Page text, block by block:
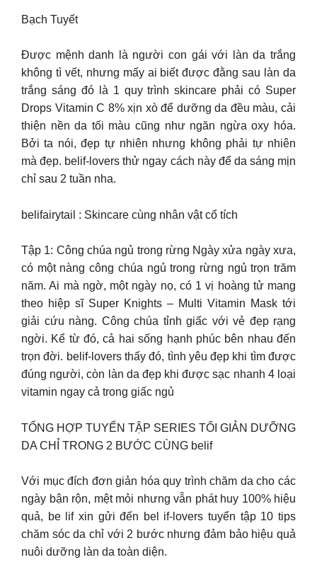
Bạch Tuyết
Được mệnh danh là người con gái với làn da trắng
không tì vết, nhưng mấy ai biết được đằng sau làn da
trắng sáng đó là 1 quy trình skincare phải có Super
Drops Vitamin C 8% xịn xò để dưỡng da đều màu, cải
thiện nền da tối màu cũng như ngăn ngừa oxy hóa.
Bởi ta nói, đẹp tự nhiên nhưng không phải tự nhiên
mà đẹp. belif-lovers thử ngay cách này để da sáng mịn
chỉ sau 2 tuần nha.
belifairytail : Skincare cùng nhân vật cổ tích
Tập 1: Công chúa ngủ trong rừng Ngày xửa ngày xưa,
có một nàng công chúa ngủ trong rừng ngủ trọn trăm
năm. Ai mà ngờ, một ngày nọ, có 1 vị hoàng tử mang
theo hiệp sĩ Super Knights – Multi Vitamin Mask tới
giải cứu nàng. Công chúa tỉnh giấc với vẻ đẹp rạng
ngời. Kể từ đó, cả hai sống hạnh phúc bên nhau đến
trọn đời. belif-lovers thấy đó, tình yêu đẹp khi tìm được
đúng người, còn làn da đẹp khi được sạc nhanh 4 loại
vitamin ngay cả trong giấc ngủ
TỔNG HỢP TUYỂN TẬP SERIES TỐI GIẢN DƯỠNG
DA CHỈ TRONG 2 BƯỚC CÙNG belif
Với mục đích đơn giản hóa quy trình chăm da cho các
ngày bận rộn, mệt mỏi nhưng vẫn phát huy 100% hiệu
quả, be lif xin gửi đến bel if-lovers tuyển tập 10 tips
chăm sóc da chỉ với 2 bước nhưng đảm bảo hiệu quả
nuôi dưỡng làn da toàn diện.